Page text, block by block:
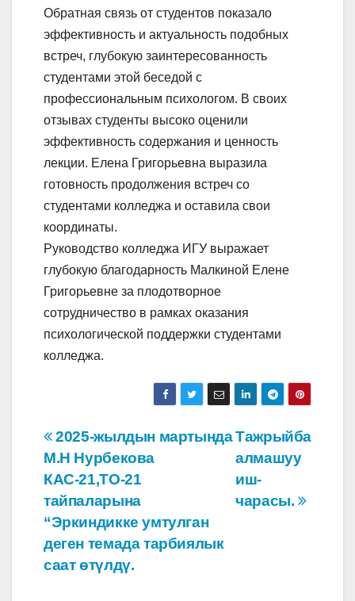
Обратная связь от студентов показало
эффективность и актуальность подобных
встреч, глубокую заинтересованность
студентами этой беседой с
профессиональным психологом. В своих
отзывах студенты высоко оценили
эффективность содержания и ценность
лекции. Елена Григорьевна выразила
готовность продолжения встреч со
студентами колледжа и оставила свои
координаты.
Руководство колледжа ИГУ выражает
глубокую благодарность Малкиной Елене
Григорьевне за плодотворное
сотрудничество в рамках оказания
психологической поддержки студентами
колледжа.
Навигация
по
записям
Тажрыйба
алмашуу
иш-
чарасы.
2025-жылдын мартында
М.Н Нурбекова
КАС-21,ТО-21
тайпаларына
“Эркиндикке умтулган
деген темада тарбиялык
саат өтүлдү.